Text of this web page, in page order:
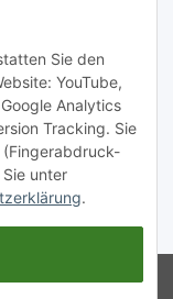
byJTL-Shop
Sie den
YouTube,
Analytics
Tracking. Sie
(Fingerabdruck-
unter
.